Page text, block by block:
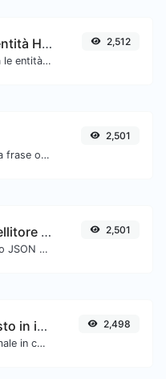
Convertitore di entità HTML
Codifica o decodifica le entità HTML per qualsiasi input dato.
2,512
Inverti le parole in una frase o paragrafo con facilità.
2,501
Validatore e abbellitore JSON
Convalida il contenuto JSON e rendilo leggibile.
2,501
Generatore di testo in inglese antico
Converti il testo normale in carattere di tipo antico inglese.
2,498